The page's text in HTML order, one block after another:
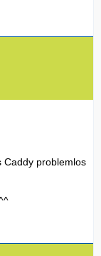
Caddy problemlos